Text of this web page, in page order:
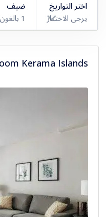
اختر التواريخ
يرجى الاختيار
ضيف
1
Kerama Islands